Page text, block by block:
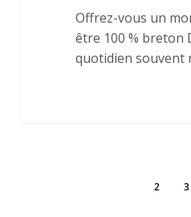
Offrez-vous un
être 100 % breton
quotidien souvent
2 3